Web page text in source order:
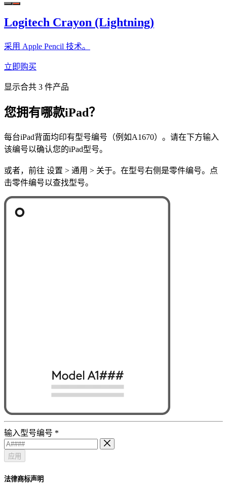
Logitech Crayon (Lightning)
采用 Apple Pencil 技术。
立即购买
显示合共 3 件产品
您拥有哪款iPad？
每台iPad背面均印有型号编号（例如A1670）。请在下方输入
该编号以确认您的iPad型号。
或者，前往 设置 > 通用 > 关于。在型号右侧是零件编号。点
击零件编号以查找型号。
输入型号编号 *
应用
法律商标声明